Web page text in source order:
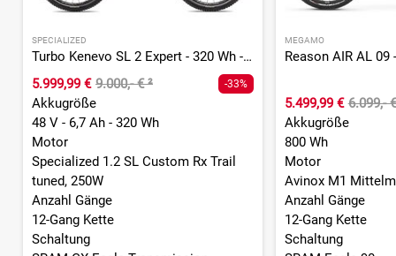
SPECIALIZED
Turbo Kenevo SL 2 Expert - 320 Wh - 29 Zoll - Fully
5.999,99 € 9.000,- €² -33%
Akkugröße
48 V - 6,7 Ah - 320 Wh
Motor
Specialized 1.2 SL Custom Rx Trail
tuned, 250W
Anzahl Gänge
12-Gang Kette
Schaltung
MEGAMO
5.499,99 € 6.099,-
Akkugröße
800 Wh
Motor
Avinox M1
Anzahl Gänge
12-Gang Kette
Schaltung